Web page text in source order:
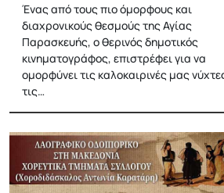
Ένας από τους πιο όμορφους και
διαχρονικούς θεσμούς της Αγίας
Παρασκευής, ο θερινός δημοτικός
κινηματογράφος, επιστρέφει για να
ομορφύνει τις καλοκαιρινές μας
τις…